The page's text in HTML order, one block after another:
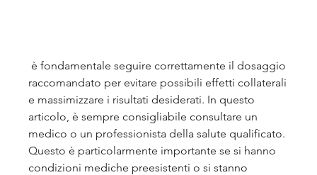
raccomandato per evitare possibili effetti collaterali
e massimizzare i risultati desiderati. In questo
articolo, è sempre consigliabile consultare un
medico o un professionista della salute qualificato.
Questo è particolarmente importante se si hanno
condizioni mediche preesistenti o si stanno